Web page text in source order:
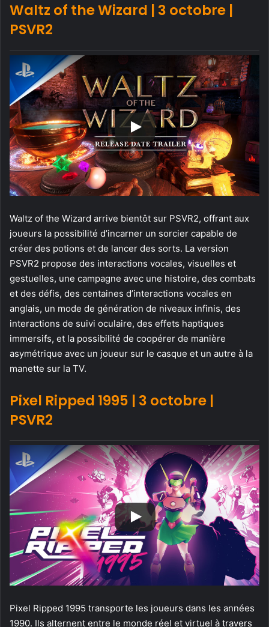
Waltz of the Wizard | 3 octobre |
PSVR2
Waltz of the Wizard arrive bientôt sur PSVR2, offrant aux
joueurs la possibilité d’incarner un sorcier capable de
créer des potions et de lancer des sorts. La version
PSVR2 propose des interactions vocales, visuelles et
gestuelles, une campagne avec une histoire, des combats
et des défis, des centaines d’interactions vocales en
anglais, un mode de génération de niveaux infinis, des
interactions de suivi oculaire, des effets haptiques
immersifs, et la possibilité de coopérer de manière
asymétrique avec un joueur sur le casque et un autre à la
manette sur la TV.
Pixel Ripped 1995 | 3 octobre |
PSVR2
Pixel Ripped 1995 transporte les joueurs dans les années
1990. Ils alternent entre le monde réel et virtuel à travers